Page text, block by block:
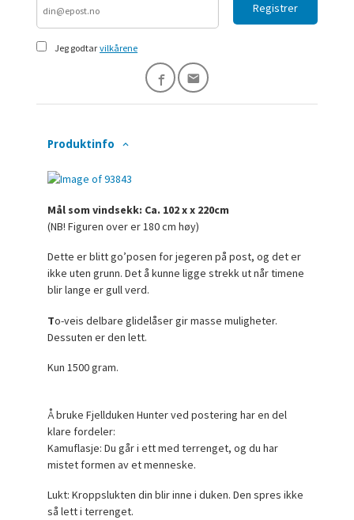
Jeg godtar vilkårene
Registrer
Produktinfo
Mål som vindsekk: Ca. 102 x x 220cm
(NB! Figuren over er 180 cm høy)
Dette er blitt go’posen for jegeren på post, og det er
ikke uten grunn. Det å kunne ligge strekk ut når timene
blir lange er gull verd.
To-veis delbare glidelåser gir masse muligheter.
Dessuten er den lett.
Kun 1500 gram.
Å bruke Fjellduken Hunter ved postering har en del
klare fordeler:
Kamuflasje: Du går i ett med terrenget, og du har
mistet formen av et menneske.
Lukt: Kroppslukten din blir inne i duken. Den spres ikke
så lett i terrenget.